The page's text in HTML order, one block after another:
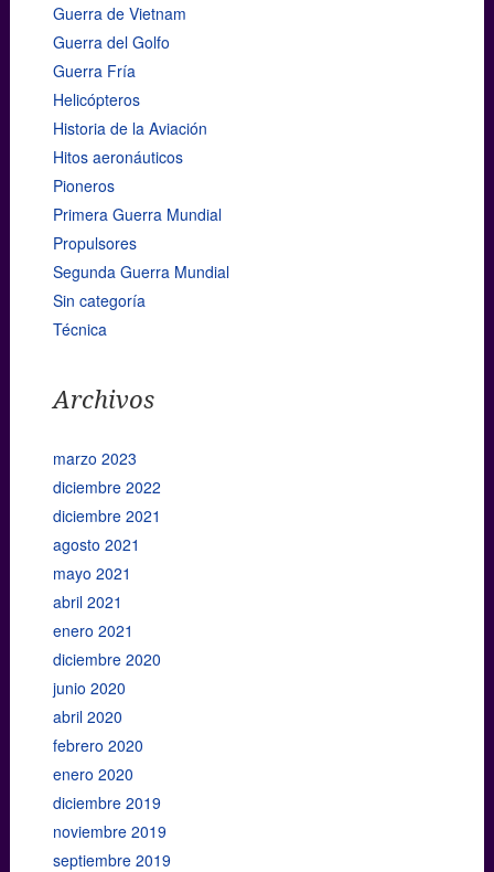
Guerra de Vietnam
Guerra del Golfo
Guerra Fría
Helicópteros
Historia de la Aviación
Hitos aeronáuticos
Pioneros
Primera Guerra Mundial
Propulsores
Segunda Guerra Mundial
Sin categoría
Técnica
Archivos
marzo 2023
diciembre 2022
diciembre 2021
agosto 2021
mayo 2021
abril 2021
enero 2021
diciembre 2020
junio 2020
abril 2020
febrero 2020
enero 2020
diciembre 2019
noviembre 2019
septiembre 2019